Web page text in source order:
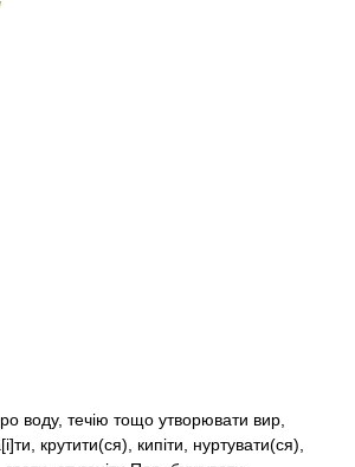
воду, течію тощо утворювати вир,
крутити(ся), кипіти, нуртувати(ся),